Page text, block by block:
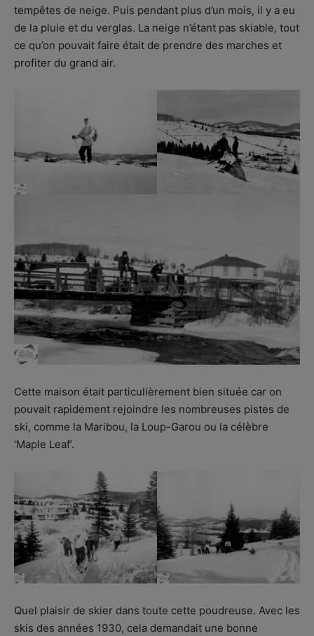
tempêtes de neige. Puis pendant plus d’un mois, il y a eu
de la pluie et du verglas. La neige n’étant pas skiable, tout
ce qu’on pouvait faire était de prendre des marches et
profiter du grand air.
Cette maison était particulièrement bien située car on
pouvait rapidement rejoindre les nombreuses pistes de
ski, comme la Maribou, la Loup-Garou ou la célèbre
‘Maple Leaf’.
Quel plaisir de skier dans toute cette poudreuse. Avec les
skis des années 1930, cela demandait une bonne